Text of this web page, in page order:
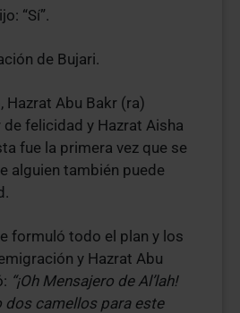
“Sí”.
de Bujari.
Hazrat Abu Bakr (ra)
felicidad y Hazrat Aisha
fue la primera vez que se
alguien también puede
formuló todo el plan y los
y Hazrat Abu
“¡Oh Mensajero de Al’lah!
dos camellos para este